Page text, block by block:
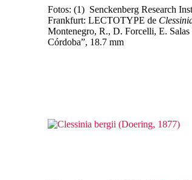
Fotos: (1) Senckenberg Research
Frankfurt: LECTOTYPE de
Montenegro, R., D. Forcelli, E.
Córdoba”, 18.7 mm